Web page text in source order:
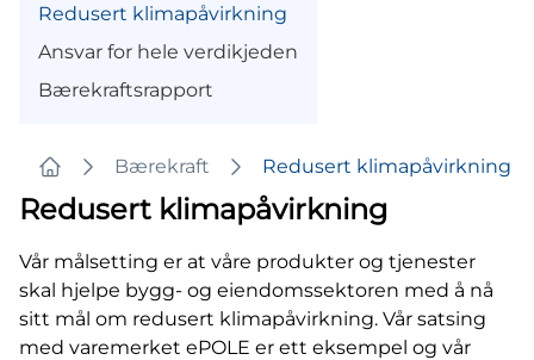
Redusert klimapåvirkning
Ansvar for hele verdikjeden
Bærekraftsrapport
Home
Bærekraft Redusert klimapåvirkning
Redusert klimapåvirkning
Vår målsetting er at våre produkter og tjenester
skal hjelpe bygg- og eiendomssektoren med å nå
sitt mål om redusert klimapåvirkning. Vår satsing
med varemerket ePOLE er ett eksempel og vår